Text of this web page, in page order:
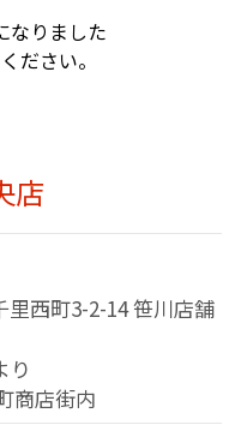
なりました
ださい。
店
西町3-2-14 笹川店舗
り
商店街内